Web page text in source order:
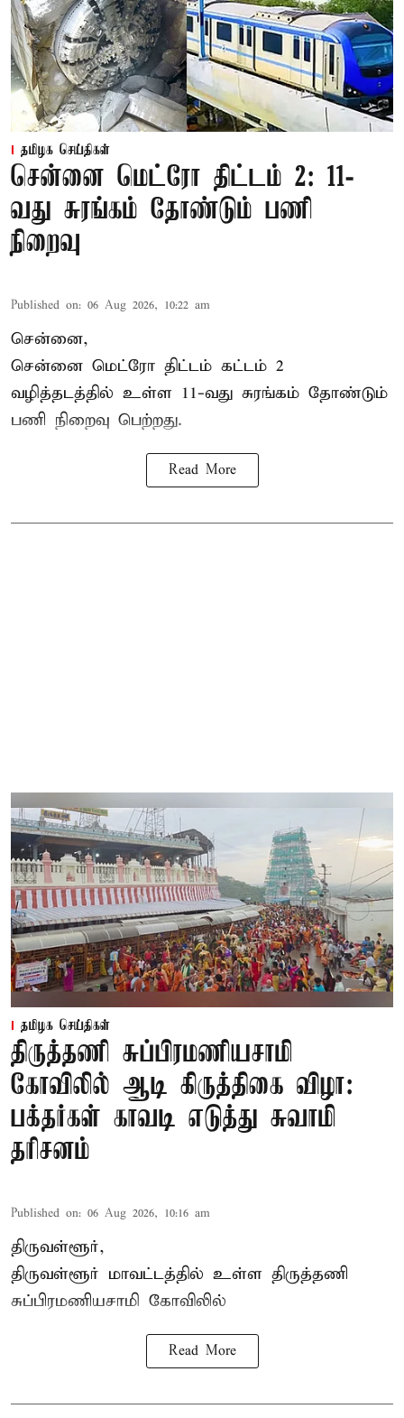
தமிழக செய்திகள்
சென்னை மெட்ரோ திட்டம் 2: 11-
வது சுரங்கம் தோண்டும் பணி
நிறைவு
Published on: 06 Aug 2026, 10:22 am
சென்னை,
சென்னை மெட்ரோ திட்டம் கட்டம் 2
வழித்தடத்தில் உள்ள 11-வது சுரங்கம் தோண்டும்
பணி நிறைவு பெற்றது.
Read More
தமிழக செய்திகள்
திருத்தணி சுப்பிரமணியசாமி
கோவிலில் ஆடி கிருத்திகை விழா:
பக்தர்கள் காவடி எடுத்து சுவாமி
தரிசனம்
Published on: 06 Aug 2026, 10:16 am
திருவள்ளூர்,
திருவள்ளூர் மாவட்டத்தில் உள்ள திருத்தணி
சுப்பிரமணியசாமி கோவிலில்
Read More